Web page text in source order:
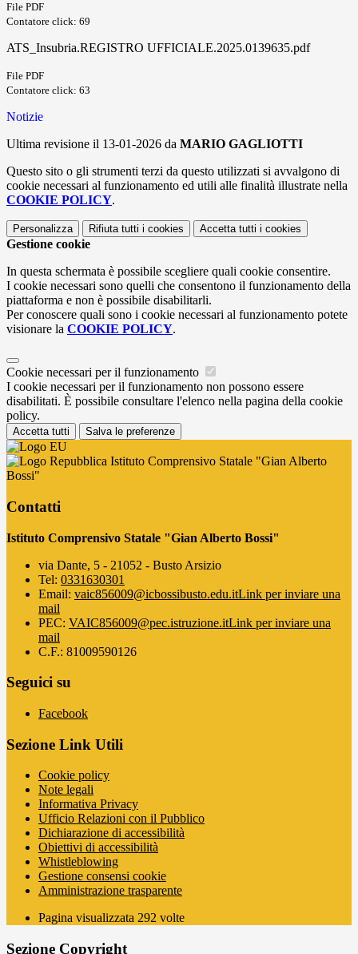
File PDF
Contatore click: 69
ATS_Insubria.REGISTRO UFFICIALE.2025.0139635.pdf
File PDF
Contatore click: 63
Notizie
Ultima revisione il 13-01-2026 da MARIO GAGLIOTTI
Questo sito o gli strumenti terzi da questo utilizzati si avvalgono di
cookie necessari al funzionamento ed utili alle finalità illustrate nella
COOKIE POLICY.
Personalizza Rifiuta tutti i cookies Accetta tutti i cookies
Gestione cookie
In questa schermata è possibile scegliere quali cookie consentire.
I cookie necessari sono quelli che consentono il funzionamento della
piattaforma e non è possibile disabilitarli.
Per conoscere quali sono i cookie necessari al funzionamento potete
visionare la COOKIE POLICY.
Cookie necessari per il funzionamento
I cookie necessari per il funzionamento non possono essere
disabilitati. È possibile consultare l'elenco nella pagina della cookie
policy.
Accetta tutti Salva le preferenze
Istituto Comprensivo Statale "Gian Alberto
Bossi"
Contatti
Istituto Comprensivo Statale "Gian Alberto Bossi"
via Dante, 5 - 21052 - Busto Arsizio
Tel: 0331630301
Email: vaic856009@icbossibusto.edu.itLink per inviare una
mail
PEC: VAIC856009@pec.istruzione.itLink per inviare una
mail
C.F.: 81009590126
Seguici su
Facebook
Sezione Link Utili
Cookie policy
Note legali
Informativa Privacy
Ufficio Relazioni con il Pubblico
Dichiarazione di accessibilità
Obiettivi di accessibilità
Whistleblowing
Gestione consensi cookie
Amministrazione trasparente
Pagina visualizzata 292 volte
Sezione Copyright